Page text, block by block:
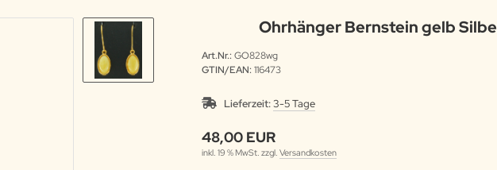
Ohrhänger Bernstein gelb
Art.Nr.: GO828wg
GTIN/EAN: 116473
Lieferzeit:3-5 Tage
48,00 EUR
inkl. 19 % MwSt. zzgl. Versandkosten